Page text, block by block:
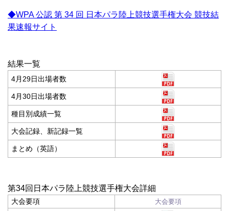
◆WPA 公認 第 34 回 日本パラ陸上競技選手権大会 競技結
果速報サイト
結果一覧
4月29日出場者数
4月30日出場者数
種目別成績一覧
大会記録、新記録一覧
まとめ（英語）
第34回日本パラ陸上競技選手権大会詳細
大会要項 大会要項